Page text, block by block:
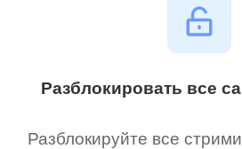
Разблокировать все
Разблокируйте все